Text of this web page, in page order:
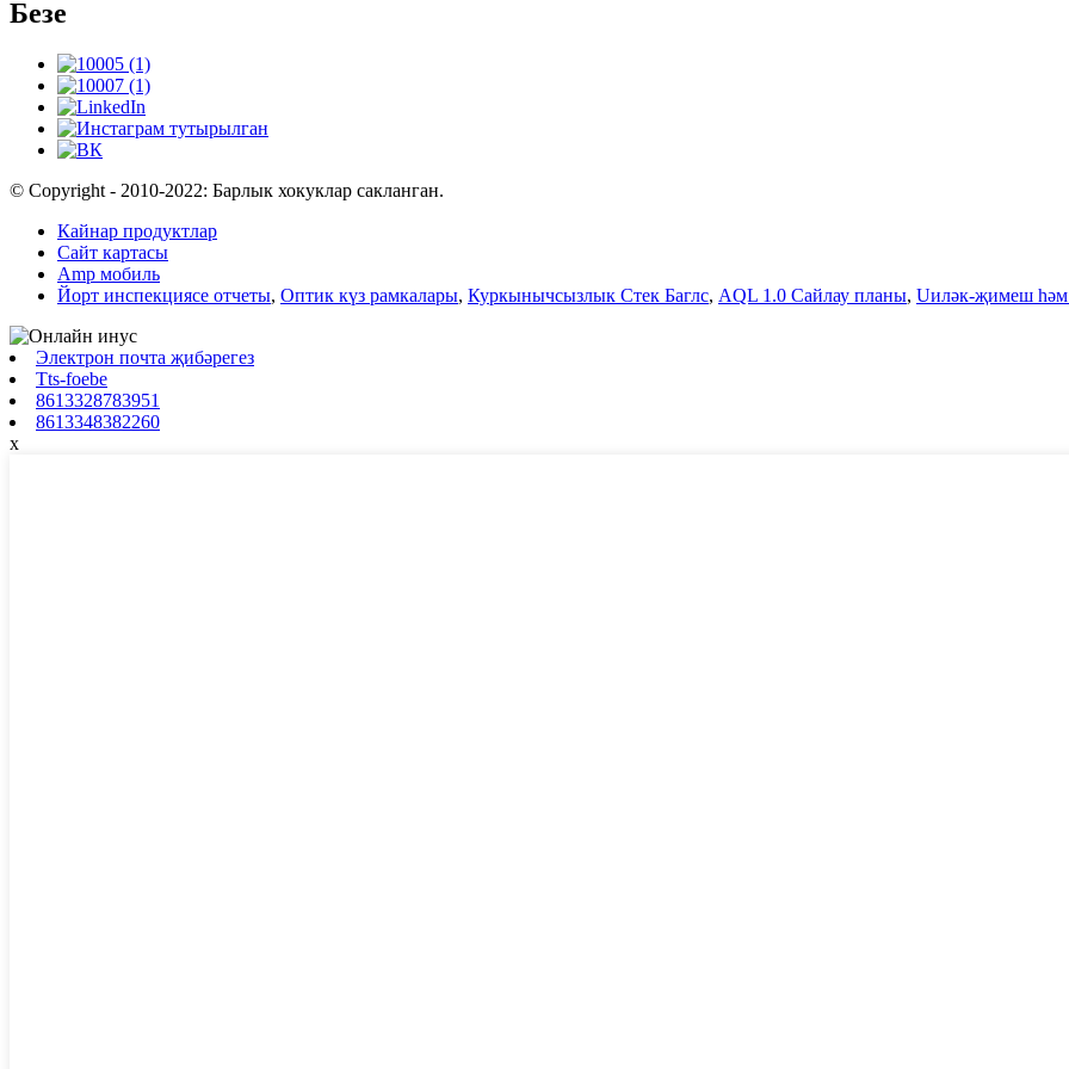
Безе
© Copyright - 2010-2022: Барлык хокуклар сакланган.
Кайнар продуктлар
Сайт картасы
Amp мобиль
Йорт инспекциясе отчеты, Оптик күз рамкалары, Куркынычсызлык Стек Баглс, AQL 1.0 Сайлау планы, Uиләк-җимеш һәм
Электрон почта җибәрегез
Tts-foebe
8613328783951
8613348382260
x